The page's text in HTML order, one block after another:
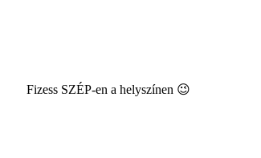
Fizess SZÉP-en a helyszínen 😉